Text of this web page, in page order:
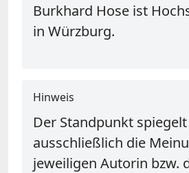
Burkhard Hose ist
in Würzburg.
Hinweis
Der Standpunkt spiegelt
ausschließlich die
jeweiligen Autorin bzw.